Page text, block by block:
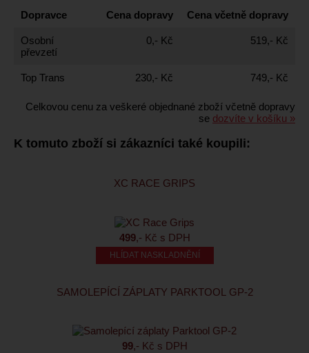
Dopravce Cena dopravy Cena včetně dopravy
Osobní
převzetí
0,- Kč 519,- Kč
Top Trans 230,- Kč 749,- Kč
Celkovou cenu za veškeré objednané zboží včetně dopravy
se dozvíte v košíku »
K tomuto zboží si zákazníci také koupili:
XC RACE GRIPS
499,- Kč s DPH
HLÍDAT NASKLADNĚNÍ
SAMOLEPÍCÍ ZÁPLATY PARKTOOL GP-2
99,- Kč s DPH